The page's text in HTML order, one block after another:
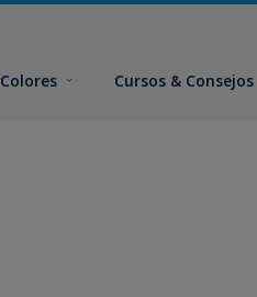
Colores Cursos & Consejos